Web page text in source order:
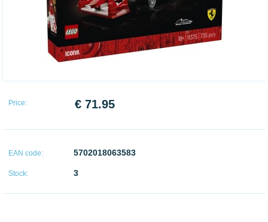
Price: € 71.95
EAN code: 5702018063583
Stock: 3